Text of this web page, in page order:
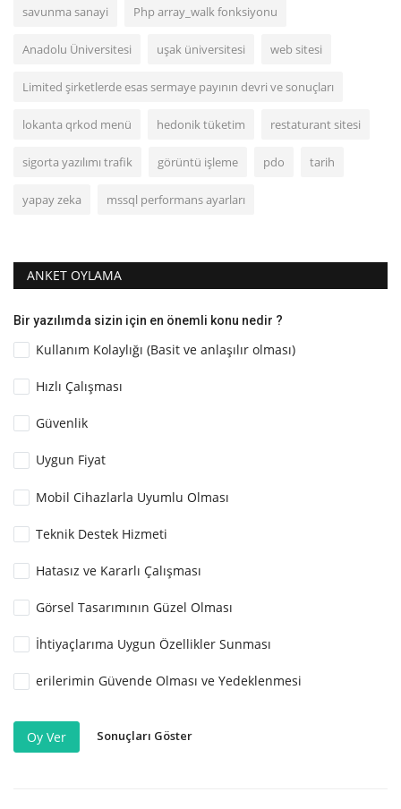
savunma sanayi Php array_walk fonksiyonu
Anadolu Üniversitesi uşak üniversitesi web sitesi
Limited şirketlerde esas sermaye payının devri ve sonuçları
lokanta qrkod menü hedonik tüketim restaturant sitesi
sigorta yazılımı trafik görüntü işleme pdo tarih
yapay zeka mssql performans ayarları
ANKET OYLAMA
Bir yazılımda sizin için en önemli konu nedir ?
Kullanım Kolaylığı (Basit ve anlaşılır olması)
Hızlı Çalışması
Güvenlik
Uygun Fiyat
Mobil Cihazlarla Uyumlu Olması
Teknik Destek Hizmeti
Hatasız ve Kararlı Çalışması
Görsel Tasarımının Güzel Olması
İhtiyaçlarıma Uygun Özellikler Sunması
erilerimin Güvende Olması ve Yedeklenmesi
Oy Ver Sonuçları Göster